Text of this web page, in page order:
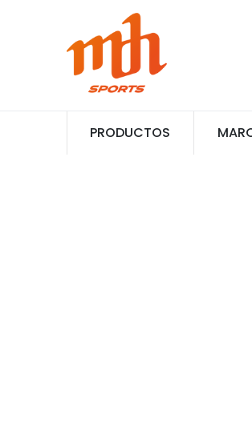
PRODUCTOS